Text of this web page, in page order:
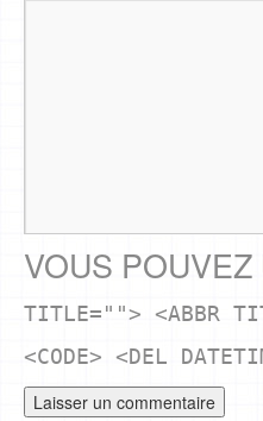
VOUS
TITLE=""> <ABBR
<CODE> <DEL